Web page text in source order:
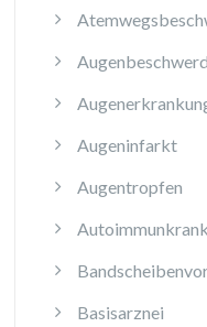
Augeninfarkt
Augentropfen
Basisarznei